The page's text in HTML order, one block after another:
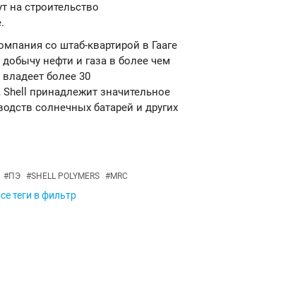
на строительство
со штаб-квартирой в Гааге
нефти и газа в более чем
более 30
принадлежит значительное
солнечных батарей и других
#ПЭ #SHELL POLYMERS #MRC
теги в фильтр